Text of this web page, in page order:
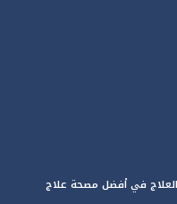
العلاج في أفضل مصحة علاج